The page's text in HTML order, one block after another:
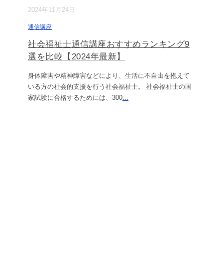
2024年11月24日
通信講座
社会福祉士通信講座おすすめランキング9
選を比較【2024年最新】
身体障害や精神障害などにより、生活に不自由を抱えて
いる方の社会的支援を行う社会福祉士。 社会福祉士の国
家試験に合格するためには、300...